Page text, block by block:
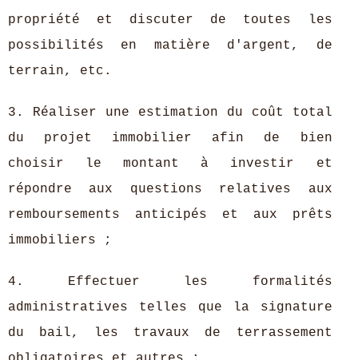
propriété et discuter de toutes les
possibilités en matière d'argent, de
terrain, etc.
3. Réaliser une estimation du coût total
du projet immobilier afin de bien
choisir le montant à investir et
répondre aux questions relatives aux
remboursements anticipés et aux prêts
immobiliers ;
4. Effectuer les formalités
administratives telles que la signature
du bail, les travaux de terrassement